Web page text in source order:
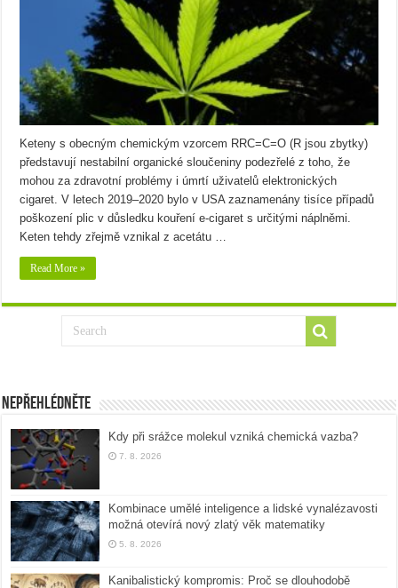
Keteny s obecným chemickým vzorcem RRC=C=O (R jsou zbytky)
představují nestabilní organické sloučeniny podezřelé z toho, že
mohou za zdravotní problémy i úmrtí uživatelů elektronických
cigaret. V letech 2019–2020 bylo v USA zaznamenány tisíce případů
poškození plic v důsledku kouření e-cigaret s určitými náplněmi.
Keten tehdy zřejmě vznikal z acetátu …
Read More »
Nepřehlédněte
Kdy při srážce molekul vzniká chemická vazba?
7. 8. 2026
Kombinace umělé inteligence a lidské vynalézavosti
možná otevírá nový zlatý věk matematiky
5. 8. 2026
Kanibalistický kompromis: Proč se dlouhodobě